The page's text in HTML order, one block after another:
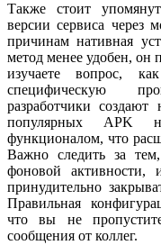
Также стоит
версии сервиса через
причинам нативная
метод менее удобен, он
изучаете вопрос,
специфическую
разработчики создают
популярных APK
функционалом, что
Важно следить за
фоновой активности,
принудительно
Правильная
что вы не
сообщения от коллег.